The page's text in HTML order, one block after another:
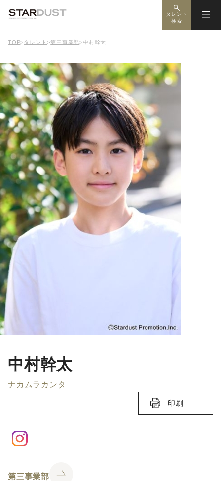
タレント
検索
TOP> タレント>第三事業部>中村幹太
中村幹太
ナカムラカンタ
印刷
第三事業部